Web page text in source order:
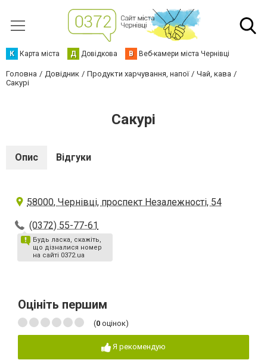
К Карта міста Д Довідкова В Веб-камери міста Чернівці
Головна Довідник Продукти харчування, напої
Чай, кава
Сакурі
Сакурі
Опис Відгуки
58000, Чернівці, проспект Незалежності, 54
(0372) 55-77-61
Будь ласка, скажіть,
що дізналися номер
на сайті 0372.ua
Оцініть першим
(0 оцінок)
Я рекомендую